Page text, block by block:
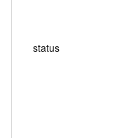
status